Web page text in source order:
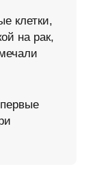
клетки,
на рак,